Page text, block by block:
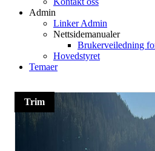
Admin
Linker Admin
Nettsidemanualer
Brukerveiledning
Hovedstyret
Temaer
Trim